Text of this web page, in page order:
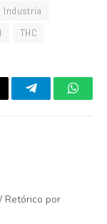
Industria
THC
Telegram
Retórico por